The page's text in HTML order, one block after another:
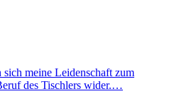
meine Leidenschaft zum
des Tischlers wider.…